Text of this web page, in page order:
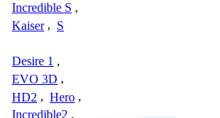
Incredible S ,
Kaiser , S
Desire 1 ,
EVO 3D ,
HD2 , Hero ,
Incredible2 ,